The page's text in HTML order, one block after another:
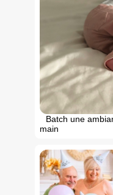
Batch une
main